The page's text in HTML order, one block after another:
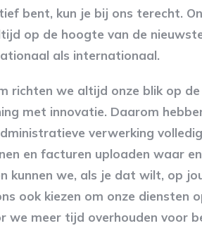
bent, kun je bij ons terecht.
op de hoogte van de
als internationaal.
richten we altijd onze blik op
met innovatie. Daarom
verwerking
en facturen uploaden waar
kunnen we, als je dat wilt, op
ook kiezen om onze diensten
we meer tijd overhouden voor